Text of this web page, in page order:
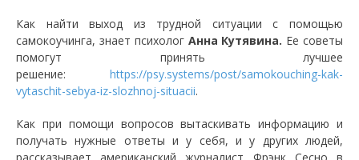
Как найти выход из трудной ситуации с помощью
самокоучинга, знает психолог Анна Кутявина. Ее советы
помогут принять лучшее
решение: https://psy.systems/post/samokouching-kak-
vytaschit-sebya-iz-slozhnoj-situacii.
Как при помощи вопросов вытаскивать информацию и
получать нужные ответы и у себя, и у других людей,